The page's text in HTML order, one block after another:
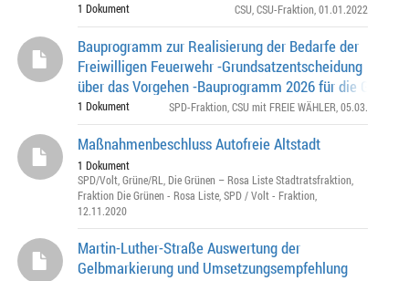
1 Dokument CSU CSU-Fraktion , 01.01.2022
Bauprogramm zur Realisierung der Bedarfe der
Freiwilligen Feuerwehr -Grundsatzentscheidung
über das Vorgehen -Bauprogramm 2026 für die
der Freiwilligen Feuerwehr München mit eine
1 Dokument SPD-Fraktion CSU mit FREIE WÄHLER , 05.03.
Maßnahmenbeschluss Autofreie Altstadt
1 Dokument
SPD/Volt Grüne/RL Die Grünen – Rosa Liste Stadtratsfraktion
Fraktion Die Grünen - Rosa Liste SPD / Volt - Fraktion
12.11.2020
Martin-Luther-Straße Auswertung der
Gelbmarkierung und Umsetzungsempfehlung